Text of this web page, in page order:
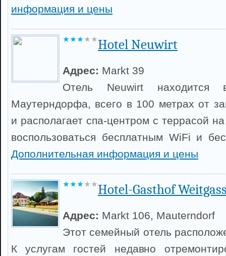
информация и цены
Hotel Neuwirt
Адрес: Markt 39
Отель Neuwirt находится
Маутерндорфа, всего в 100 метрах от
и располагает спа-центром с террасой
воспользоваться бесплатным WiFi и
Дополнительная информация и цены
Hotel-Gasthof
Адрес: Markt 106, Mauterndorf
Этот семейный отель
К услугам гостей недавно